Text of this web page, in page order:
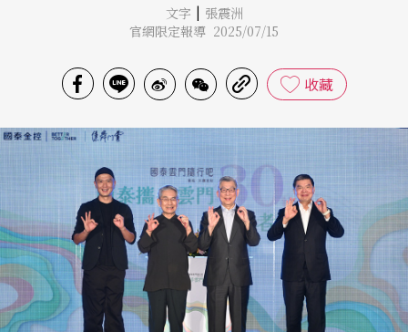
文字 | 張震洲
官網限定報導 2025/07/15
收藏